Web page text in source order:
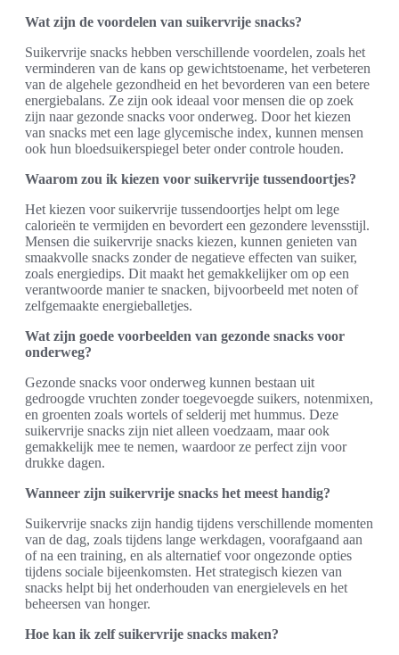
Wat zijn de voordelen van suikervrije snacks?
Suikervrije snacks hebben verschillende voordelen, zoals het
verminderen van de kans op gewichtstoename, het verbeteren
van de algehele gezondheid en het bevorderen van een betere
energiebalans. Ze zijn ook ideaal voor mensen die op zoek
zijn naar gezonde snacks voor onderweg. Door het kiezen
van snacks met een lage glycemische index, kunnen mensen
ook hun bloedsuikerspiegel beter onder controle houden.
Waarom zou ik kiezen voor suikervrije tussendoortjes?
Het kiezen voor suikervrije tussendoortjes helpt om lege
calorieën te vermijden en bevordert een gezondere levensstijl.
Mensen die suikervrije snacks kiezen, kunnen genieten van
smaakvolle snacks zonder de negatieve effecten van suiker,
zoals energiedips. Dit maakt het gemakkelijker om op een
verantwoorde manier te snacken, bijvoorbeeld met noten of
zelfgemaakte energieballetjes.
Wat zijn goede voorbeelden van gezonde snacks voor
onderweg?
Gezonde snacks voor onderweg kunnen bestaan uit
gedroogde vruchten zonder toegevoegde suikers, notenmixen,
en groenten zoals wortels of selderij met hummus. Deze
suikervrije snacks zijn niet alleen voedzaam, maar ook
gemakkelijk mee te nemen, waardoor ze perfect zijn voor
drukke dagen.
Wanneer zijn suikervrije snacks het meest handig?
Suikervrije snacks zijn handig tijdens verschillende momenten
van de dag, zoals tijdens lange werkdagen, voorafgaand aan
of na een training, en als alternatief voor ongezonde opties
tijdens sociale bijeenkomsten. Het strategisch kiezen van
snacks helpt bij het onderhouden van energielevels en het
beheersen van honger.
Hoe kan ik zelf suikervrije snacks maken?